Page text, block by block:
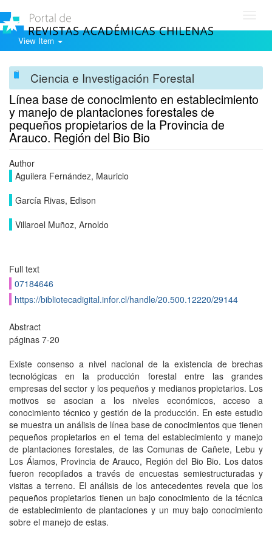
View Item
Ciencia e Investigación Forestal
Línea base de conocimiento en establecimiento
y manejo de plantaciones forestales de
pequeños propietarios de la Provincia de
Arauco. Región del Bio Bio
Author
Aguilera Fernández, Mauricio
García Rivas, Edison
Villaroel Muñoz, Arnoldo
Full text
07184646
https://bibliotecadigital.infor.cl/handle/20.500.12220/29144
Abstract
páginas 7-20
Existe consenso a nivel nacional de la existencia de brechas
tecnológicas en la producción forestal entre las grandes
empresas del sector y los pequeños y medianos propietarios. Los
motivos se asocian a los niveles económicos, acceso a
conocimiento técnico y gestión de la producción. En este estudio
se muestra un análisis de línea base de conocimientos que tienen
pequeños propietarios en el tema del establecimiento y manejo
de plantaciones forestales, de las Comunas de Cañete, Lebu y
Los Álamos, Provincia de Arauco, Región del Bio Bio. Los datos
fueron recopilados a través de encuestas semiestructuradas y
visitas a terreno. El análisis de los antecedentes revela que los
pequeños propietarios tienen un bajo conocimiento de la técnica
de establecimiento de plantaciones y un muy bajo conocimiento
sobre el manejo de estas.